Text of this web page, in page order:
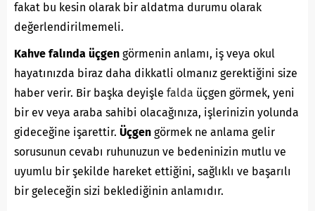
fakat bu kesin olarak bir aldatma durumu olarak
değerlendirilmemeli.
Kahve falında üçgen görmenin anlamı, iş veya okul
hayatınızda biraz daha dikkatli olmanız gerektiğini size
haber verir. Bir başka deyişle falda üçgen görmek, yeni
bir ev veya araba sahibi olacağınıza, işlerinizin yolunda
gideceğine işarettir. Üçgen görmek ne anlama gelir
sorusunun cevabı ruhunuzun ve bedeninizin mutlu ve
uyumlu bir şekilde hareket ettiğini, sağlıklı ve başarılı
bir geleceğin sizi beklediğinin anlamıdır.